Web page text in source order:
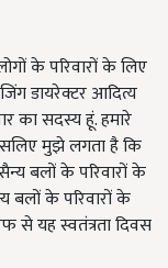
के परिवारों के लिए
डायरेक्टर आदित्य
का सदस्य हूं. हमारे
मुझे लगता है कि
बलों के परिवारों के
बलों के परिवारों के
से यह स्वतंत्रता दिवस